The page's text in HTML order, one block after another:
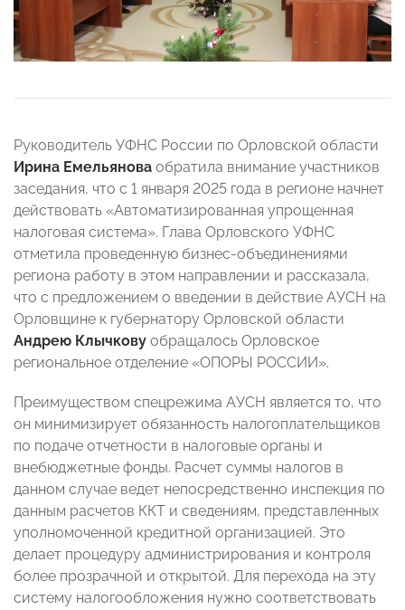
Руководитель УФНС России по Орловской области
Ирина Емельянова обратила внимание участников
заседания, что с 1 января 2025 года в регионе начнет
действовать «Автоматизированная упрощенная
налоговая система». Глава Орловского УФНС
отметила проведенную бизнес-объединениями
региона работу в этом направлении и рассказала,
что с предложением о введении в действие АУСН на
Орловщине к губернатору Орловской области
Андрею Клычкову обращалось Орловское
региональное отделение «ОПОРЫ РОССИИ».
Преимуществом спецрежима АУСН является то, что
он минимизирует обязанность налогоплательщиков
по подаче отчетности в налоговые органы и
внебюджетные фонды. Расчет суммы налогов в
данном случае ведет непосредственно инспекция по
данным расчетов ККТ и сведениям, представленных
уполномоченной кредитной организацией. Это
делает процедуру администрирования и контроля
более прозрачной и открытой. Для перехода на эту
систему налогообложения нужно соответствовать